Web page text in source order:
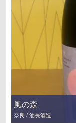
風の森
奈良 / 油長酒造